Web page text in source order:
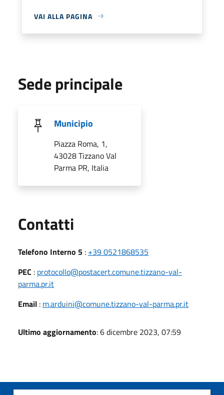
VAI ALLA PAGINA
Sede principale
Municipio
Piazza Roma, 1,
43028 Tizzano Val
Parma PR, Italia
Contatti
Telefono Interno 5 : +39 0521868535
PEC : protocollo@postacert.comune.tizzano-val-
parma.pr.it
Email : m.arduini@comune.tizzano-val-parma.pr.it
Ultimo aggiornamento: 6 dicembre 2023, 07:59